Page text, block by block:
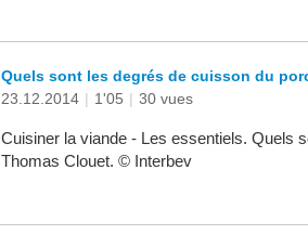
Quels sont les degrés de cuisson du
23.12.2014 | 1'05 | 30 vues
Cuisiner la viande - Les essentiels. Quels
Thomas Clouet. © Interbev